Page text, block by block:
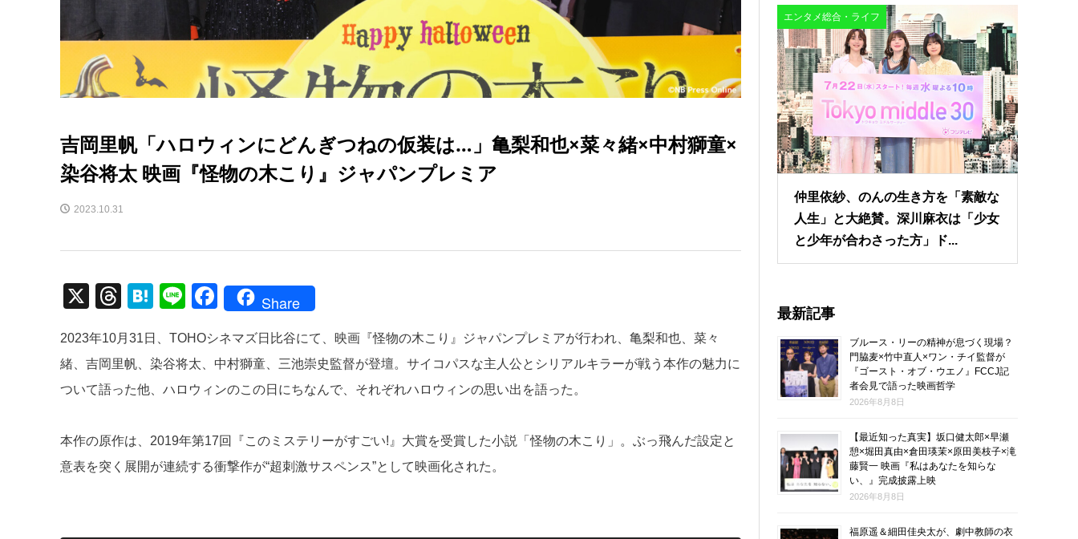
吉岡里帆「ハロウィンにどんぎつねの仮装は…」亀梨和也×菜々緒×中村獅童×
染谷将太 映画『怪物の木こり』ジャパンプレミア
2023.10.31
X
T
e
a
d
H
e
n
a
Li
e
F
c
e
b
o
k
Share
2023年10月31日、TOHOシネマズ日比谷にて、映画『怪物の木こり』ジャパンプレミアが行われ、亀梨和也、菜々
緒、吉岡里帆、染谷将太、中村獅童、三池崇史監督が登壇。サイコパスな主人公とシリアルキラーが戦う本作の魅力に
ついて語った他、ハロウィンのこの日にちなんで、それぞれハロウィンの思い出を語った。
本作の原作は、2019年第17回『このミステリーがすごい!』大賞を受賞した小説「怪物の木こり」。ぶっ飛んだ設定と
意表を突く展開が連続する衝撃作が“超刺激サスペンス”として映画化された。
エンタメ総合・ライフ
仲里依紗、のんの生き方を「素敵な
人生」と大絶賛。深川麻衣は「少女
と少年が合わさった方」ド...
最新記事
ブルース・リーの精神が息づく現場？
門脇麦×竹中直人×ワン・チイ監督が
『ゴースト・オブ・ウエノ』FCCJ記
者会見で語った映画哲学
2026年8月8日
【最近知った真実】坂口健太郎×早瀬
憩×堀田真由×倉田瑛茉×原田美枝子×滝
藤賢一 映画『私はあなたを知らな
い、』完成披露上映
2026年8月8日
福原遥＆細田佳央太が、劇中教師の衣